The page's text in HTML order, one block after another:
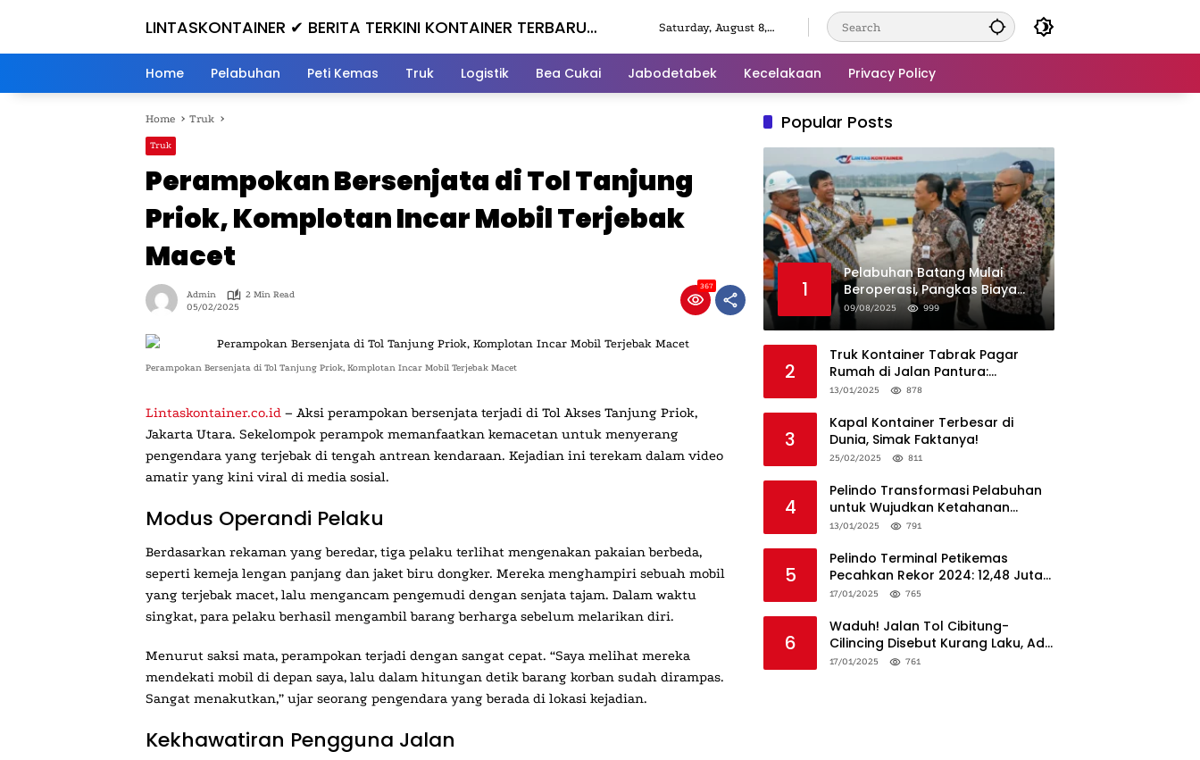
LINTASKONTAINER ✔ BERITA TERKINI KONTAINER TERBARU
HARI INI
Saturday, August 8,
Home Pelabuhan Peti Kemas Truk Logistik Bea Cukai Jabodetabek Kecelakaan Privacy Policy
Home Truk
Truk
Perampokan Bersenjata di Tol Tanjung
Priok, Komplotan Incar Mobil Terjebak
Macet
Admin
2 Min Read
05/02/2025
367
Perampokan Bersenjata di Tol Tanjung Priok, Komplotan Incar Mobil Terjebak Macet
Lintaskontainer.co.id – Aksi perampokan bersenjata terjadi di Tol Akses Tanjung Priok,
Jakarta Utara. Sekelompok perampok memanfaatkan kemacetan untuk menyerang
pengendara yang terjebak di tengah antrean kendaraan. Kejadian ini terekam dalam video
amatir yang kini viral di media sosial.
Modus Operandi Pelaku
Berdasarkan rekaman yang beredar, tiga pelaku terlihat mengenakan pakaian berbeda,
seperti kemeja lengan panjang dan jaket biru dongker. Mereka menghampiri sebuah mobil
yang terjebak macet, lalu mengancam pengemudi dengan senjata tajam. Dalam waktu
singkat, para pelaku berhasil mengambil barang berharga sebelum melarikan diri.
Menurut saksi mata, perampokan terjadi dengan sangat cepat. “Saya melihat mereka
mendekati mobil di depan saya, lalu dalam hitungan detik barang korban sudah dirampas.
Sangat menakutkan,” ujar seorang pengendara yang berada di lokasi kejadian.
Kekhawatiran Pengguna Jalan
Popular Posts
1
Pelabuhan Batang Mulai
Beroperasi, Pangkas Biaya
Logistik Industri!
09/08/2025 999
2
Truk Kontainer Tabrak Pagar
Rumah di Jalan Pantura:
Kronologi dan Langkah
13/01/2025 878
3
Kapal Kontainer Terbesar di
Dunia, Simak Faktanya!
25/02/2025 811
4
Pelindo Transformasi Pelabuhan
untuk Wujudkan Ketahanan
Logistik dan Daya Saing Global
13/01/2025 791
5
Pelindo Terminal Petikemas
Pecahkan Rekor 2024: 12,48 Juta
TEUs, Bukti Keunggulan Logistik
17/01/2025 765
6
Waduh! Jalan Tol Cibitung-
Cilincing Disebut Kurang Laku, Ada
Apa?
17/01/2025 761